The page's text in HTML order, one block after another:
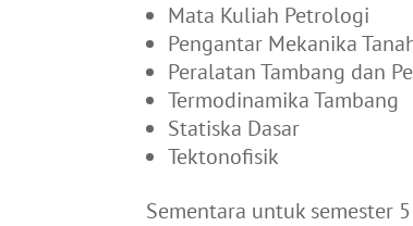
Mata Kuliah Petrologi
Pengantar Mekanika
Peralatan Tambang dan
Termodinamika Tambang
Statiska Dasar
Tektonofisik
Sementara untuk semester